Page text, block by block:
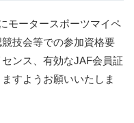
モータースポーツマイペ
技会等での参加資格要
ンス、有効なJAF会員証
すようお願いいたしま